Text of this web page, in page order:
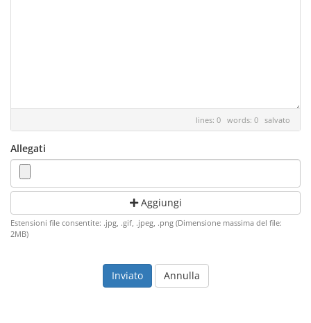
lines: 0 words: 0 salvato
Allegati
Aggiungi
Estensioni file consentite: .jpg, .gif, .jpeg, .png (Dimensione massima del file:
2MB)
Annulla